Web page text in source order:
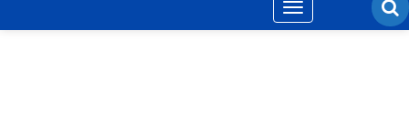
Toggle
navigation